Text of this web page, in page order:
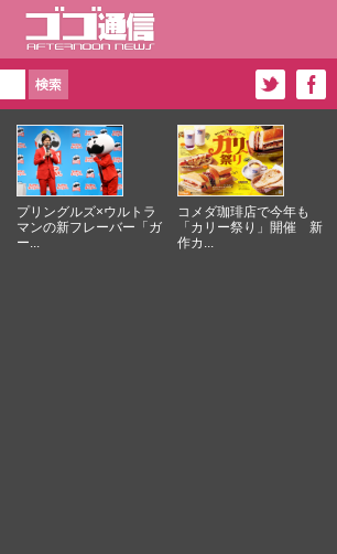
プリングルズ×ウルトラ
マンの新フレーバー「ガ
ー...
コメダ珈琲店で今年も
「カリー祭り」開催 新
作カ...